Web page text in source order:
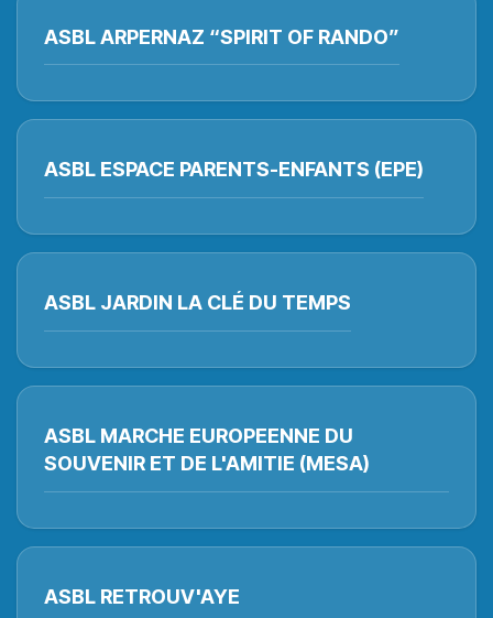
ASBL ARPERNAZ “SPIRIT OF RANDO”
ASBL ESPACE PARENTS-ENFANTS (EPE)
ASBL JARDIN LA CLÉ DU TEMPS
ASBL MARCHE EUROPEENNE DU
SOUVENIR ET DE L'AMITIE (MESA)
ASBL RETROUV'AYE